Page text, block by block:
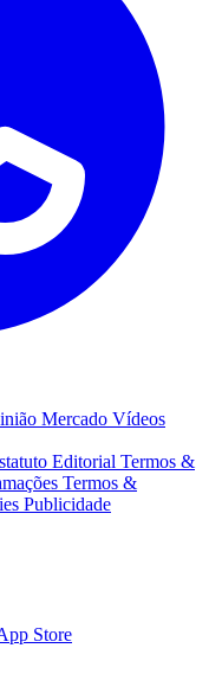
Mercado Vídeos
Editorial Termos &
Termos &
Publicidade
Store